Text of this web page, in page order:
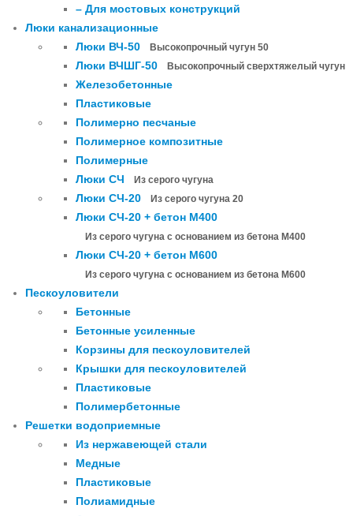
– Для мостовых конструкций
Люки канализационные
Люки ВЧ-50
Высокопрочный чугун 50
Люки ВЧШГ-50 Высокопрочный сверхтяжелый чугун
Железобетонные
Пластиковые
Полимерно песчаные
Полимерное композитные
Полимерные
Люки СЧ
Из серого чугуна
Люки СЧ-20 Из серого чугуна 20
Люки СЧ-20 + бетон М400
Из серого чугуна с основанием из бетона М400
Люки СЧ-20 + бетон М600
Из серого чугуна с основанием из бетона М600
Пескоуловители
Бетонные
Бетонные усиленные
Корзины для пескоуловителей
Крышки для пескоуловителей
Пластиковые
Полимербетонные
Решетки водоприемные
Из нержавеющей стали
Медные
Пластиковые
Полиамидные